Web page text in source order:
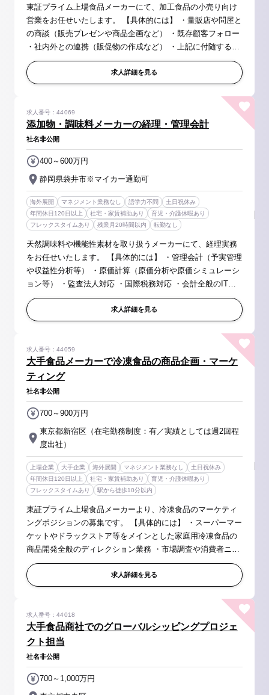
東証プライム上場食品メーカーにて、加工食品の小売り向け
営業をお任せいたします。 【具体的には】 ・量販店や問屋と
の商談（販売プレゼンや商品企画など） ・既存顧客フォロー
・社内外との連携（販促物の作成など） ・上記に付随する企
画書や見積書作成など各種事務作業 など ※数字のノルマを
追うよりも行動...
求人詳細を見る
添加物・調味料メーカーの経理・管理会計
求人番号：44069
社名非公開
静岡県袋井市※マイカー通勤可
400～600万円
海外展開 マネジメント業務なし 語学力不問
土日祝休み
年間休日120日以上
社宅・家賃補助あり
育児・介護休暇あり
フレックスタイムあり
残業月20時間以内 転勤なし
天然調味料や機能性素材を取り扱うメーカーにて、経理実務
をお任せいたします。 【具体的には】 ・管理会計（予実管理
や収益性分析等） ・原価計算（原価分析や原価シミュレーシ
ョン等） ・監査法人対応 ・国際税務対応 ・会計全般のIT化
検討 など 【同社の取り扱い製品】 天然調味料／粉末飲料／
機能...
求人詳細を見る
大手食品メーカーで冷凍食品の商品企画・マーケ
ティング
求人番号：44059
社名非公開
東京都新宿区（在宅勤務制度：有／実績としては週2回程
度出社）
700～900万円
上場企業 大手企業 海外展開 マネジメント業務なし
土日祝休み
年間休日120日以上
社宅・家賃補助あり
育児・介護休暇あり
フレックスタイムあり
駅から徒歩10分以内
東証プライム上場食品メーカーより、冷凍食品のマーケティ
ングポジションの募集です。 【具体的には】 ・スーパーマー
ケットやドラックストア等をメインとした家庭用冷凍食品の
商品開発全般のディレクション業務 ・市場調査や消費者ニー
ズの分析を基に、冷凍食品のブランド価値を高めるマーケテ
ィング戦略の立案 ...
求人詳細を見る
大手食品商社でのグローバルシッピングプロジェ
クト担当
求人番号：44018
社名非公開
700～1,000万円